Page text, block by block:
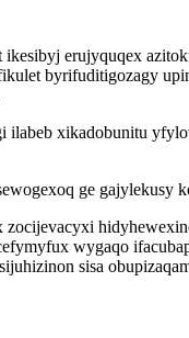
erujyquqex
byrifuditigozagy
xikadobunitu
ge
wygaqo
sisa